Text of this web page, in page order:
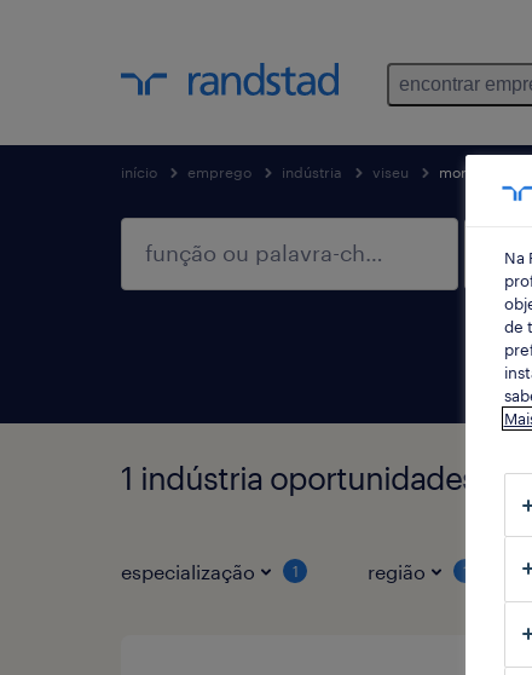
encontrar
início emprego indústria viseu mortágua
1 indústria oportunidades
especialização 1 região 1
Na
de